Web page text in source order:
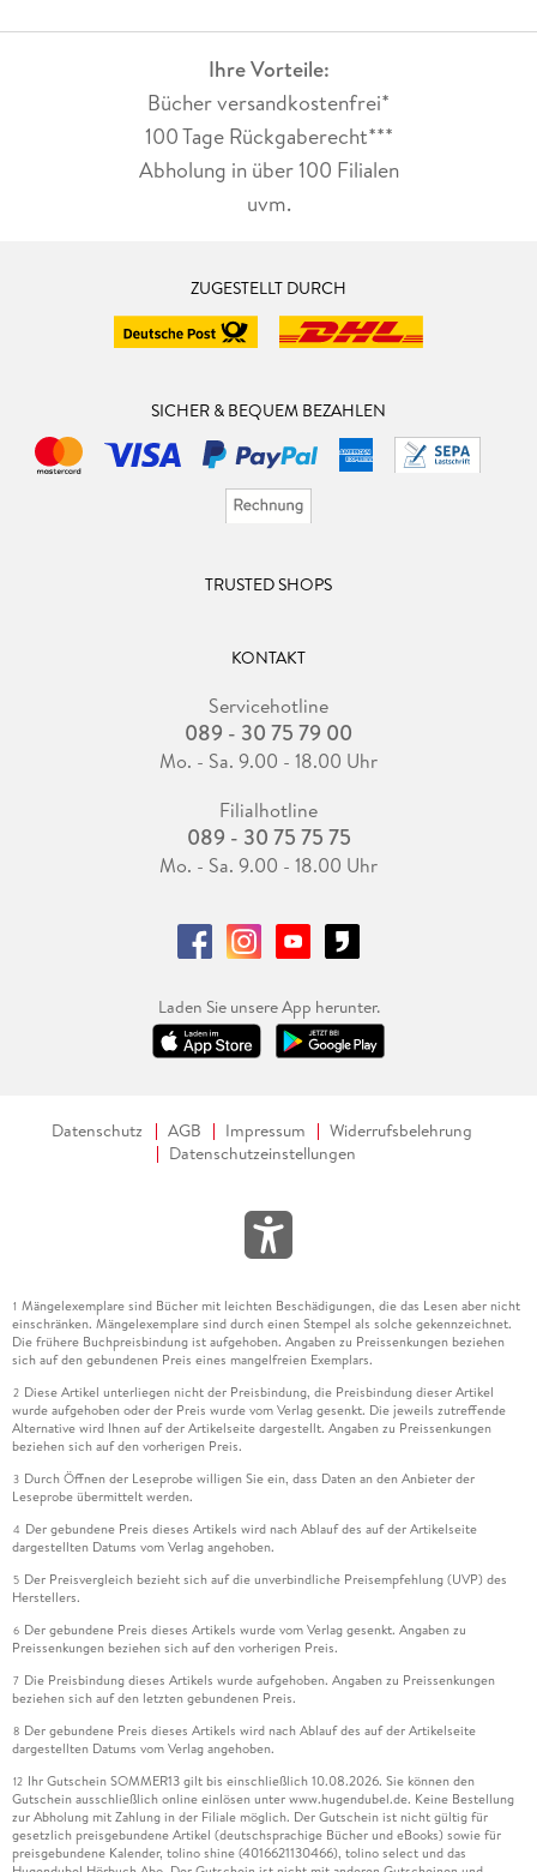
Ihre Vorteile:
Bücher versandkostenfrei*
100 Tage Rückgaberecht***
Abholung in über 100 Filialen
uvm.
ZUGESTELLT DURCH
SICHER & BEQUEM BEZAHLEN
TRUSTED SHOPS
KONTAKT
Servicehotline
089 - 30 75 79 00
Mo. - Sa. 9.00 - 18.00 Uhr
Filialhotline
089 - 30 75 75 75
Mo. - Sa. 9.00 - 18.00 Uhr
Laden Sie unsere App herunter.
Datenschutz AGB Impressum
Widerrufsbelehrung
Datenschutzeinstellungen
1 Mängelexemplare sind Bücher mit leichten Beschädigungen, die das Lesen aber nicht
einschränken. Mängelexemplare sind durch einen Stempel als solche gekennzeichnet.
Die frühere Buchpreisbindung ist aufgehoben. Angaben zu Preissenkungen beziehen
sich auf den gebundenen Preis eines mangelfreien Exemplars.
2 Diese Artikel unterliegen nicht der Preisbindung, die Preisbindung dieser Artikel
wurde aufgehoben oder der Preis wurde vom Verlag gesenkt. Die jeweils zutreffende
Alternative wird Ihnen auf der Artikelseite dargestellt. Angaben zu Preissenkungen
beziehen sich auf den vorherigen Preis.
3 Durch Öffnen der Leseprobe willigen Sie ein, dass Daten an den Anbieter der
Leseprobe übermittelt werden.
4 Der gebundene Preis dieses Artikels wird nach Ablauf des auf der Artikelseite
dargestellten Datums vom Verlag angehoben.
5 Der Preisvergleich bezieht sich auf die unverbindliche Preisempfehlung (UVP) des
Herstellers.
6 Der gebundene Preis dieses Artikels wurde vom Verlag gesenkt. Angaben zu
Preissenkungen beziehen sich auf den vorherigen Preis.
7 Die Preisbindung dieses Artikels wurde aufgehoben. Angaben zu Preissenkungen
beziehen sich auf den letzten gebundenen Preis.
8 Der gebundene Preis dieses Artikels wird nach Ablauf des auf der Artikelseite
dargestellten Datums vom Verlag angehoben.
12 Ihr Gutschein SOMMER13 gilt bis einschließlich 10.08.2026. Sie können den
Gutschein ausschließlich online einlösen unter www.hugendubel.de. Keine Bestellung
zur Abholung mit Zahlung in der Filiale möglich. Der Gutschein ist nicht gültig für
gesetzlich preisgebundene Artikel (deutschsprachige Bücher und eBooks) sowie für
preisgebundene Kalender, tolino shine (4016621130466), tolino select und das